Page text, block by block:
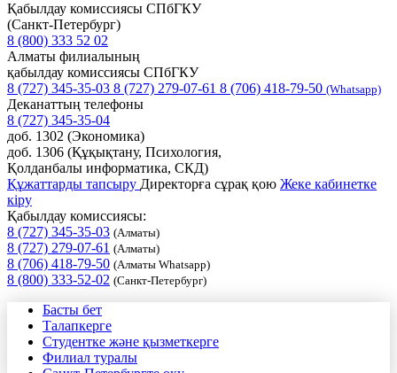
Қабылдау комиссиясы СПбГКУ
(Санкт-Петербург)
8 (800) 333 52 02
Алматы филиалының
қабылдау комиссиясы СПбГКУ
8 (727) 345-35-03 8 (727) 279-07-61 8 (706) 418-79-50 (Whatsapp)
Деканаттың телефоны
8 (727) 345-35-04
доб. 1302 (Экономика)
доб. 1306 (Құқықтану, Психология,
Қолданбалы информатика, СКД)
Құжаттарды тапсыру Директорға сұрақ қою Жеке кабинетке
кіру
Қабылдау комиссиясы:
8 (727) 345-35-03 (Алматы)
8 (727) 279-07-61 (Алматы)
8 (706) 418-79-50 (Алматы Whatsapp)
8 (800) 333-52-02 (Санкт-Петербург)
Басты бет
Талапкерге
Студентке және қызметкерге
Филиал туралы